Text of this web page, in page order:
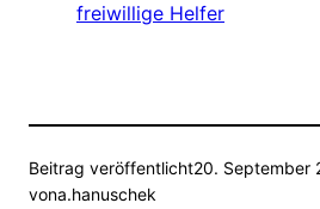
freiwillige Helfer
Beitrag veröffentlicht20. September
vona.hanuschek